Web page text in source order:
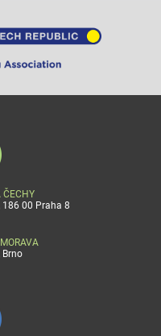
ČECHY
00 Praha 8
Brno